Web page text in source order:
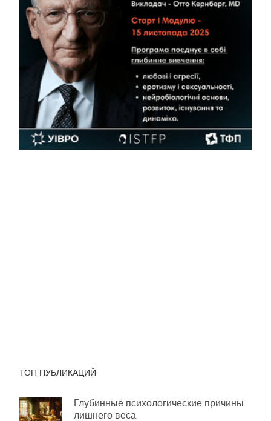
ТОП ПУБЛИКАЦИЙ
Глубинные психологические причины
лишнего веса